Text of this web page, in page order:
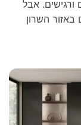
אבל
באזור השרון